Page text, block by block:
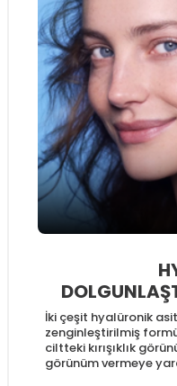
İki çeşit hyalüronik
zenginleştirilmiş
ciltteki kırışıklık
görünüm vermeye